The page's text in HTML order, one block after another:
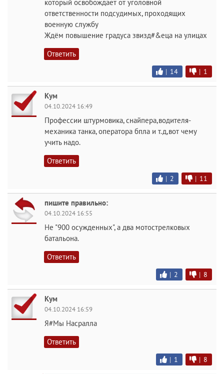
который освобождает от уголовной
ответственности подсудимых, проходящих
военную службу
Ждём повышение градуса звизд#&еца на улицах
Ответить
| 14 | 1
Кум
04.10.2024 16:49
Профессии штурмовика, снайпера,водителя-
механика танка, оператора бпла и т.д,вот чему
учить надо.
Ответить
| 2 | 11
пишите правильно:
04.10.2024 16:55
Не "900 осужденных", а два мотострелковых
батальона.
Ответить
| 2 | 8
Кум
04.10.2024 16:59
Я#Мы Насралла
Ответить
| 1 | 8